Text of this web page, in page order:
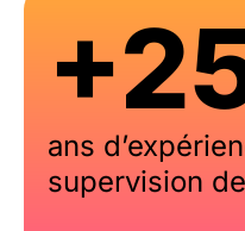
ans
supervision